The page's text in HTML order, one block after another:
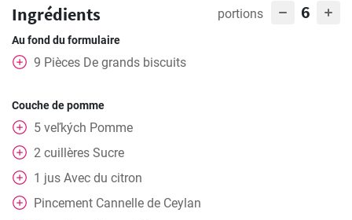
Ingrédients portions 6
Au fond du formulaire
9 Pièces De grands biscuits
Couche de pomme
5 veľkých Pomme
2 cuillères Sucre
1 jus Avec du citron
Pincement Cannelle de Ceylan